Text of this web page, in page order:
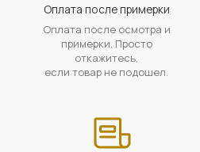
Оплата после примерки
Оплата после осмотра и
примерки. Просто
откажитесь,
если товар не подошел.